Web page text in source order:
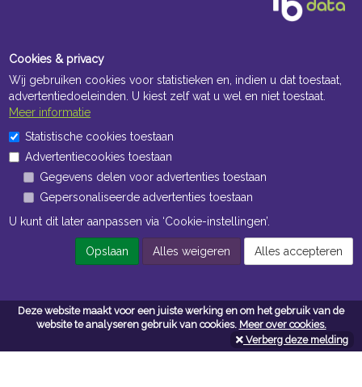
Deze website maakt voor een juiste werking en om het gebruik van de
website te analyseren gebruik van cookies. Meer over cookies.
Verberg deze melding
Openingstijden Kantoor
Openingstijden Magazijn
Navigatie
Algemene voorwaarden
Privacy
Cookies & privacy
Wij gebruiken cookies voor statistieken en, indien u dat toestaat,
advertentiedoeleinden. U kiest zelf wat u wel en niet toestaat.
Meer informatie
Statistische cookies toestaan
Advertentiecookies toestaan
Gegevens delen voor advertenties toestaan
Gepersonaliseerde advertenties toestaan
U kunt dit later aanpassen via ‘Cookie-instellingen’.
Opslaan Alles weigeren Alles accepteren